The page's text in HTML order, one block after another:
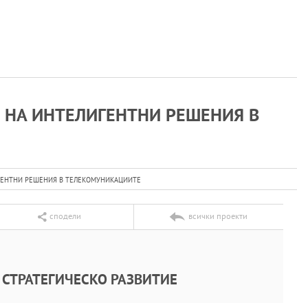
ИНТЕЛИГЕНТНИ РЕШЕНИЯ В
РЕШЕНИЯ В ТЕЛЕКОМУНИКАЦИИТЕ
сподели всички проекти
РАЗВИТИЕ